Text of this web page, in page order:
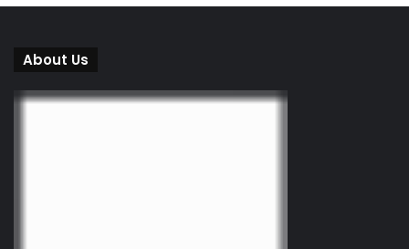
About Us